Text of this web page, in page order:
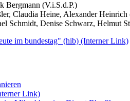
Bergmann (V.i.S.d.P.)
Claudia Heine, Alexander
Schmidt, Denise Schwarz, Helmut
im bundestag" (hib) (Interner Link)
Link)